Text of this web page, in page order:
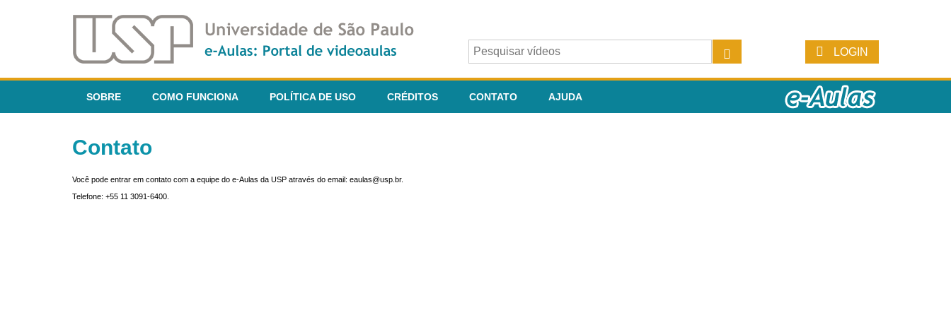
LOGIN
SOBRE COMO FUNCIONA POLÍTICA DE USO CRÉDITOS CONTATO AJUDA
Contato
Você pode entrar em contato com a equipe do e-Aulas da USP através do email: eaulas@usp.br.
Telefone: +55 11 3091-6400.